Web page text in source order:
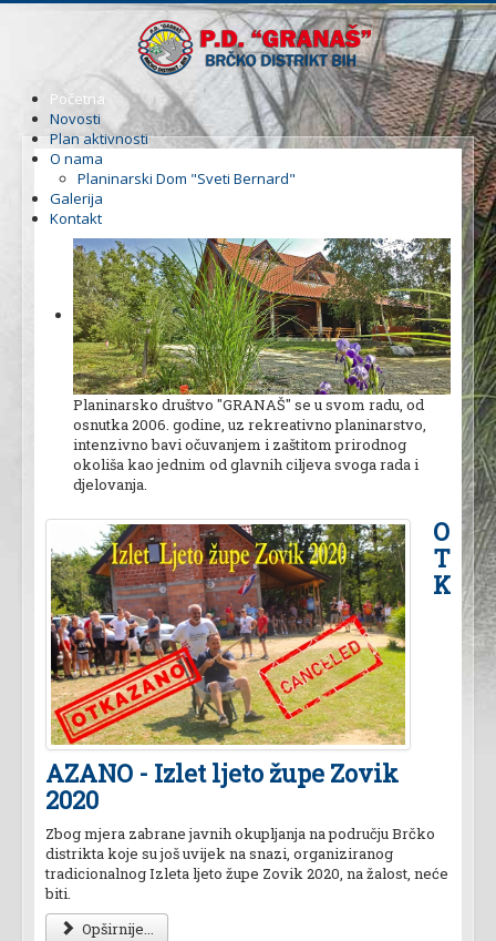
Početna
Novosti
Plan aktivnosti
O nama
Planinarski Dom "Sveti Bernard"
Galerija
Kontakt
Planinarsko društvo ''GRANAŠ'' se u svom radu, od
osnutka 2006. godine, uz rekreativno planinarstvo,
intenzivno bavi očuvanjem i zaštitom prirodnog
okoliša kao jednim od glavnih ciljeva svoga rada i
djelovanja.
O
T
K
AZANO - Izlet ljeto župe Zovik
2020
Zbog mjera zabrane javnih okupljanja na području Brčko
distrikta koje su još uvijek na snazi, organiziranog
tradicionalnog Izleta ljeto župe Zovik 2020, na žalost, neće
biti.
Opširnije...